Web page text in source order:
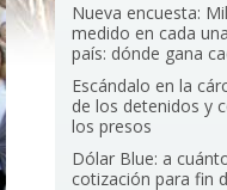
Nueva encuesta:
medido en cada
país: dónde gana
Escándalo en la
de los detenidos y
los presos
Dólar Blue: a
cotización para fin